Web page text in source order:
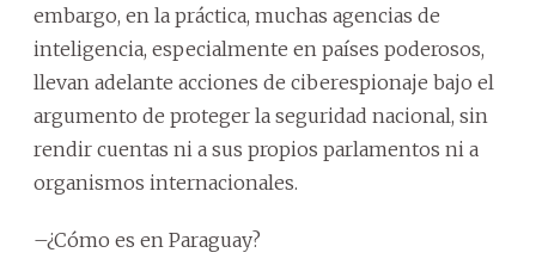
embargo, en la práctica, muchas agencias de
inteligencia, especialmente en países poderosos,
llevan adelante acciones de ciberespionaje bajo el
argumento de proteger la seguridad nacional, sin
rendir cuentas ni a sus propios parlamentos ni a
organismos internacionales.
–¿Cómo es en Paraguay?